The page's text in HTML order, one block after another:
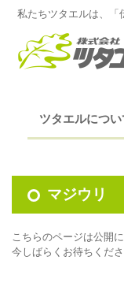
私たちツタエルは、「
ツタエルについ
マジウリ
こちらのページは公開
今しばらくお待ちくださ